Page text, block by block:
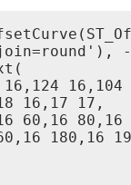
16,124
16,17 17,
60,16 80,16